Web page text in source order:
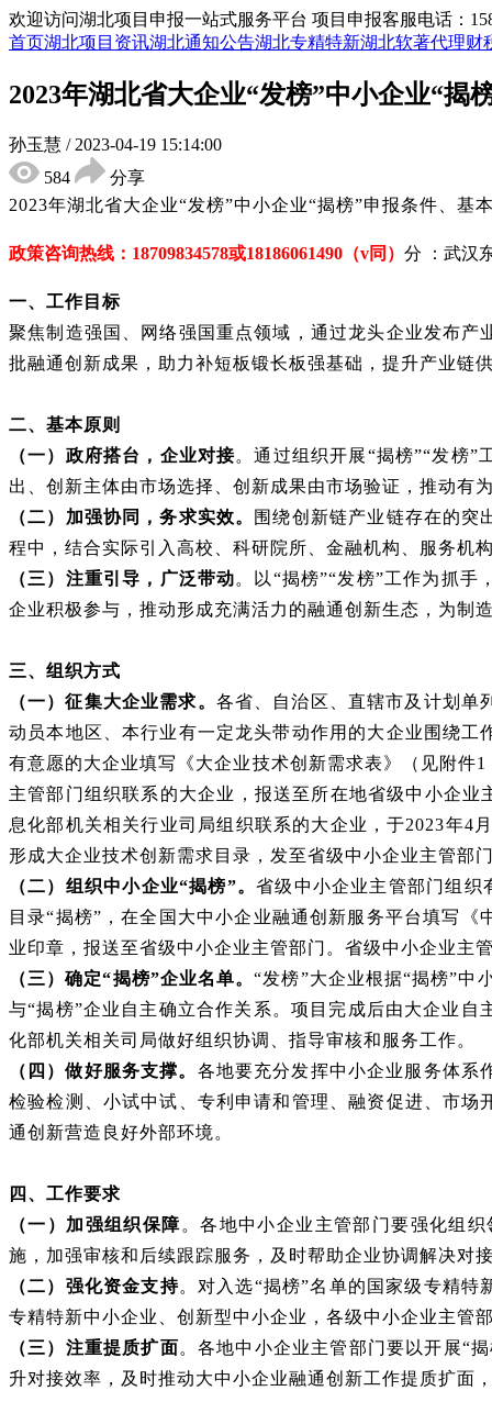
欢迎访问湖北项目申报一站式服务平台 项目申报客服电话：
首页湖北项目资讯湖北通知公告湖北专精特新湖北软著代理财
2023年湖北省大企业“发榜”中小企业“揭
孙玉慧 / 2023-04-19 15:14:00
584
分享
2023年湖北省大企业“发榜”中小企业“揭榜”申报条件、
政策咨询热线： 18709834578或18186061490 （v同） 分 ：武汉
一、工作目标
聚焦制造强国、网络强国重点领域，通过龙头企业发布产
批融通创新成果，助力补短板锻长板强基础，提升产业链
二、基本原则
（一）政府搭台，企业对接。通过组织开展“揭榜”“发榜”
出、创新主体由市场选择、创新成果由市场验证，推动有
（二）加强协同，务求实效。
围绕创新链产业链存在的突
程中，结合实际引入高校、科研院所、金融机构、服务机
（三）注重引导，广泛带动。以 “揭榜”“发榜”工作为抓手
企业积极参与，推动形成充满活力的融通创新生态，为制
三、组织方式
（一）征集大企业需求。 各省、自治区、直辖市及计划单
动员本地区、本行业有一定龙头带动作用的大企业围绕
有意愿的大企业填写《大企业技术创新需求表》（见附件
主管部门组织联系的大企业，报送至所在地省级中小企
息化部机关相关行业司局组织联系的大企业，于2023年4
形成大企业技术创新需求目录，发至省级中小企业主管部
（二）组织中小企业“揭榜”。省级中小企业主管部门组织
目录“揭榜”，在全国大中小企业融通创新服务平台填写
业印章，报送至省级中小企业主管部门。省级中小企业主
（三）确定“揭榜”企业名单。“发榜”大企业根据“揭榜”中
与“揭榜”企业自主确立合作关系。项目完成后由大企业
化部机关相关司局做好组织协调、指导审核和服务工作。
（四）做好服务支撑。 各地要充分发挥中小企业服务体系
检验检测、小试中试、专利申请和管理、融资促进、市场
通创新营造良好外部环境。
四、工作要求
（一）加强组织保障。各地中小企业主管部门要强化组
施，加强审核和后续跟踪服务，及时帮助企业协调解决对
（二）强化资金支持。对入选“揭榜”名单的国家级专精特
专精特新中小企业、创新型中小企业，各级中小企业主管
（三）注重提质扩面。各地中小企业主管部门要以开展“
升对接效率，及时推动大中小企业融通创新工作提质扩面